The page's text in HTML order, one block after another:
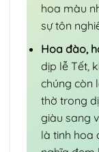
hoa màu
sự tôn
Hoa đào,
dịp lễ Tết,
chúng còn
thờ trong
giàu sang
là tinh hoa